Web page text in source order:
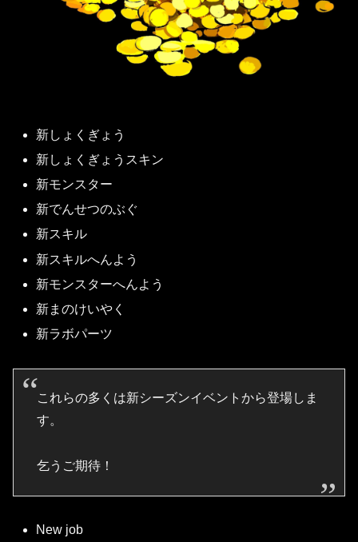
新しょくぎょう
新しょくぎょうスキン
新モンスター
新でんせつのぶぐ
新スキル
新スキルへんよう
新モンスターへんよう
新まのけいやく
新ラボパーツ
これらの多くは新シーズンイベントから登場しま
す。
乞うご期待！
New job